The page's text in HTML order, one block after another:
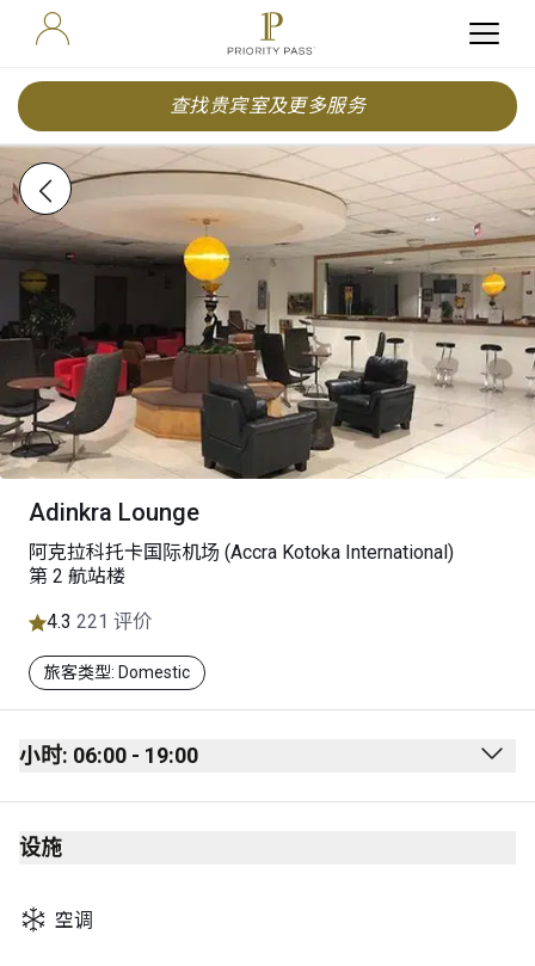
查找贵宾室及更多服务
Adinkra Lounge
阿克拉科托卡国际机场 (Accra Kotoka International)
第 2 航站楼
4.3 221 评价
旅客类型: Domestic
小时: 06:00 - 19:00
Monday 06:00 - 19:00
Tuesday
Thursday
设施
空调